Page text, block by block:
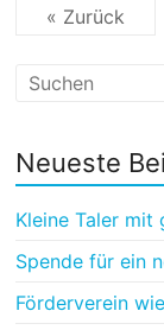
« Zurück
Neueste
Kleine Taler mit
Spende für ein
Förderverein